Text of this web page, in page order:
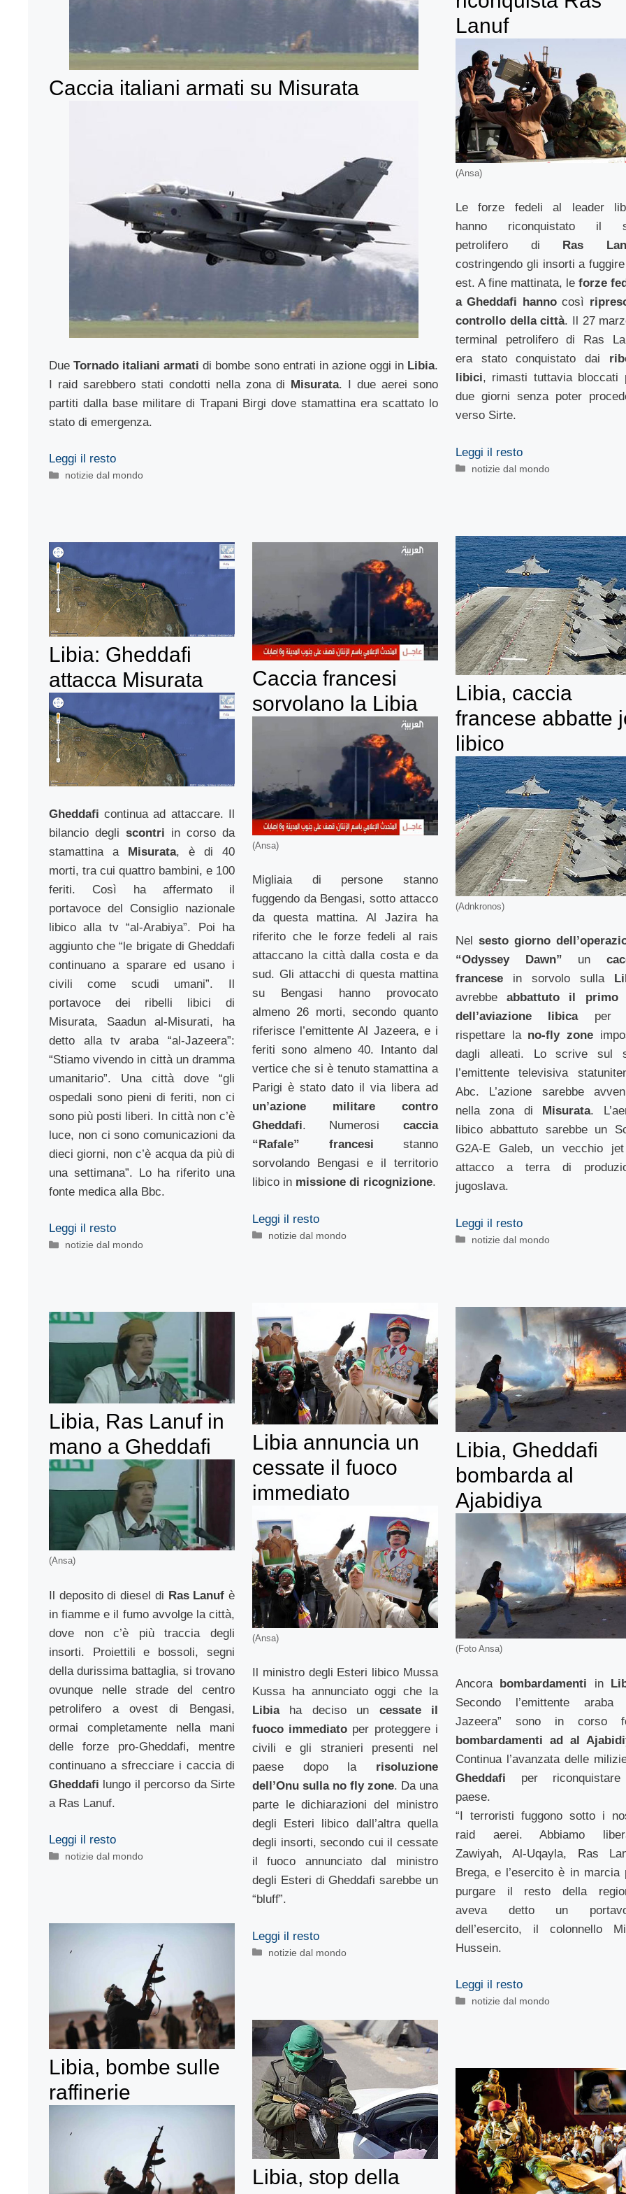
Caccia italiani armati su Misurata
DueTornado italiani armatidi bombe sono entrati in azione oggi in Libia.
I raid sarebbero stati condotti nella zona di Misurata. I due aerei sono
partiti dalla base militare di Trapani Birgi dove stamattina era scattato lo
stato di emergenza.
Leggi il resto
Categorie
notizie dal mondo
Lanuf
(Ansa)
Le forze fedeli al leader
hanno riconquistato il
petrolifero di Ras
costringendo gli insorti a
est. A fine mattinata, le forze
a Gheddafi hannocosì
controllo della città. Il 27
terminal petrolifero di Ras
era stato conquistato dai
libici, rimasti tuttavia bloccati
due giorni senza poter
verso Sirte.
Leggi il resto
Categorie
notizie dal mondo
Libia, caccia
francese abbatte
libico
(Adnkronos)
Nel sesto giorno
“Odyssey Dawn” un
francese in sorvolo sulla
avrebbeabbattuto il primo
dell’aviazione libicaper
rispettare la no-fly zone
dagli alleati. Lo scrive sul
l’emittente televisiva
Abc. L’azione sarebbe
nella zona di Misurata.
libico abbattuto sarebbe un
G2A-E Galeb, un vecchio
attacco a terra di
jugoslava.
Leggi il resto
Categorie
notizie dal mondo
Libia: Gheddafi
attacca Misurata
Gheddafi continua ad attaccare. Il
bilancio degli scontri in corso da
stamattina a Misurata, è di 40
morti, tra cui quattro bambini, e 100
feriti. Così ha affermato il
portavoce del Consiglio nazionale
libico alla tv “al-Arabiya”. Poi ha
aggiunto che “le brigate di Gheddafi
continuano a sparare ed usano i
civili come scudi umani”. Il
portavoce dei ribelli libici di
Misurata, Saadun al-Misurati, ha
detto alla tv araba “al-Jazeera”:
“Stiamo vivendo in città un dramma
umanitario”. Una città dove “gli
ospedali sono pieni di feriti, non ci
sono più posti liberi. In città non c’è
luce, non ci sono comunicazioni da
dieci giorni, non c’è acqua da più di
una settimana”. Lo ha riferito una
fonte medica alla Bbc.
Leggi il resto
Categorie
notizie dal mondo
Caccia francesi
sorvolano la Libia
(Ansa)
Migliaia di persone stanno
fuggendo da Bengasi, sotto attacco
da questa mattina. Al Jazira ha
riferito che le forze fedeli al rais
attaccano la città dalla costa e da
sud. Gli attacchi di questa mattina
su Bengasi hanno provocato
almeno 26 morti, secondo quanto
riferisce l’emittente Al Jazeera, e i
feriti sono almeno 40. Intanto dal
vertice che si è tenuto stamattina a
Parigi è stato dato il via libera ad
un’azione militare contro
Gheddafi. Numerosi caccia
“Rafale” francesi stanno
sorvolando Bengasi e il territorio
libico in missione di ricognizione.
Leggi il resto
Categorie
notizie dal mondo
Libia annuncia un
cessate il fuoco
immediato
(Ansa)
Il ministro degli Esteri libico Mussa
Kussa ha annunciato oggi che la
Libia ha deciso un cessate il
fuoco immediato per proteggere i
civili e gli stranieri presenti nel
paese dopo la risoluzione
dell’Onu sulla no fly zone. Da una
parte le dichiarazioni del ministro
degli Esteri libico dall’altra quella
degli insorti, secondo cui il cessate
il fuoco annunciato dal ministro
degli Esteri di Gheddafi sarebbe un
“bluff”.
Leggi il resto
Categorie
notizie dal mondo
Libia, Gheddafi
bombarda al
Ajabidiya
(Foto Ansa)
Ancora bombardamenti in
Secondo l’emittente araba
Jazeera” sono in corso
bombardamenti ad al
Continua l’avanzata delle
Gheddafi per
paese.
“I terroristi fuggono sotto i
raid aerei. Abbiamo
Zawiyah, Al-Uqayla, Ras
Brega, e l’esercito è in marcia
purgare il resto della
aveva detto un
dell’esercito, il colonnello
Hussein.
Leggi il resto
Categorie
notizie dal mondo
Libia, Ras Lanuf in
mano a Gheddafi
(Ansa)
Il deposito di diesel di Ras Lanuf è
in fiamme e il fumo avvolge la città,
dove non c’è più traccia degli
insorti. Proiettili e bossoli, segni
della durissima battaglia, si trovano
ovunque nelle strade del centro
petrolifero a ovest di Bengasi,
ormai completamente nella mani
delle forze pro-Gheddafi, mentre
continuano a sfrecciare i caccia di
Gheddafi lungo il percorso da Sirte
a Ras Lanuf.
Leggi il resto
Categorie
notizie dal mondo
Libia, bombe sulle
raffinerie
Libia, stop della